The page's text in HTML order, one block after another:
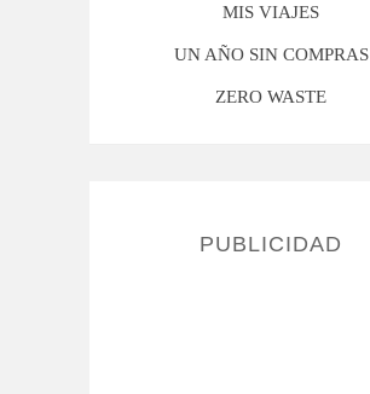
MIS VIAJES
UN AÑO SIN COMPRAS
ZERO WASTE
PUBLICIDAD